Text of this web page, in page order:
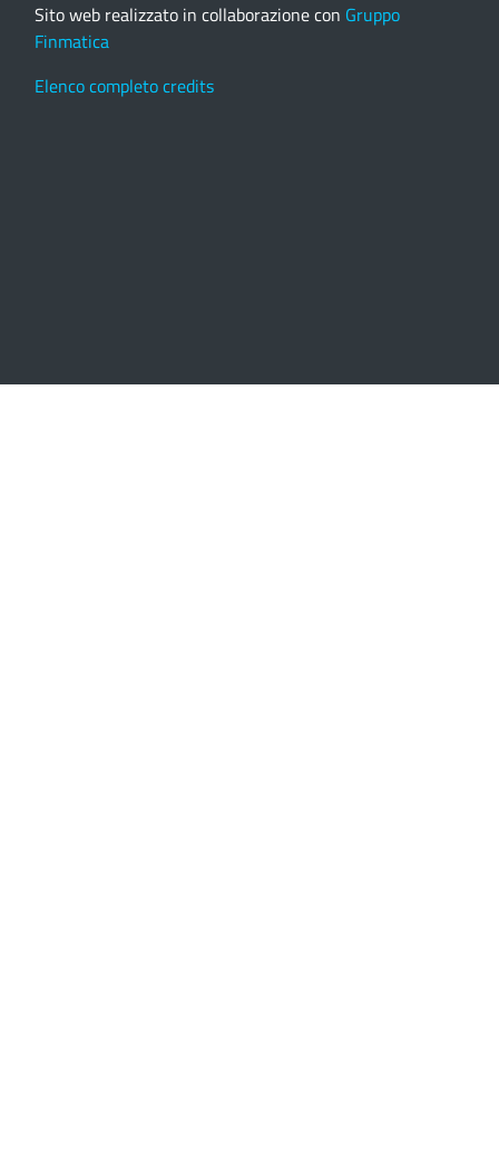
Sito web realizzato in collaborazione con Gruppo
Finmatica
Elenco completo credits